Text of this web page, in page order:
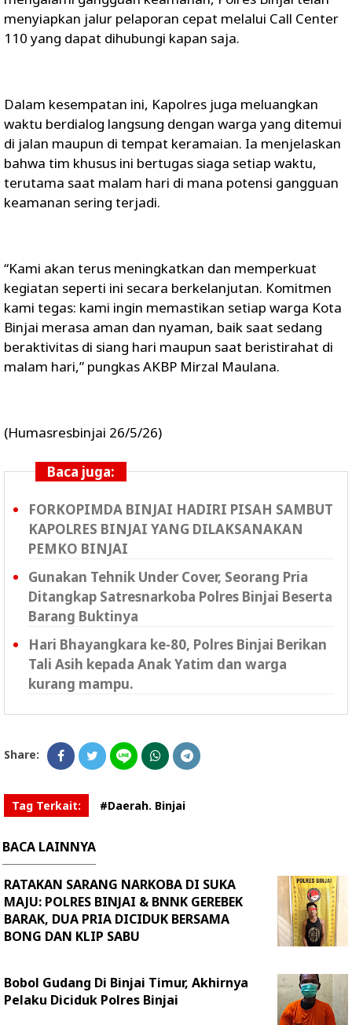
menyiapkan jalur pelaporan cepat melalui Call Center
110 yang dapat dihubungi kapan saja.
Dalam kesempatan ini, Kapolres juga meluangkan
waktu berdialog langsung dengan warga yang ditemui
di jalan maupun di tempat keramaian. Ia menjelaskan
bahwa tim khusus ini bertugas siaga setiap waktu,
terutama saat malam hari di mana potensi gangguan
keamanan sering terjadi.
“Kami akan terus meningkatkan dan memperkuat
kegiatan seperti ini secara berkelanjutan. Komitmen
kami tegas: kami ingin memastikan setiap warga Kota
Binjai merasa aman dan nyaman, baik saat sedang
beraktivitas di siang hari maupun saat beristirahat di
malam hari,” pungkas AKBP Mirzal Maulana.
(Humasresbinjai 26/5/26)
Baca juga:
FORKOPIMDA BINJAI HADIRI PISAH SAMBUT
KAPOLRES BINJAI YANG DILAKSANAKAN
PEMKO BINJAI
Gunakan Tehnik Under Cover, Seorang Pria
Ditangkap Satresnarkoba Polres Binjai Beserta
Barang Buktinya
Hari Bhayangkara ke-80, Polres Binjai Berikan
Tali Asih kepada Anak Yatim dan warga
kurang mampu.
Share:
Tag Terkait: #Daerah. Binjai
BACA LAINNYA
RATAKAN SARANG NARKOBA DI SUKA
MAJU: POLRES BINJAI & BNNK GEREBEK
BARAK, DUA PRIA DICIDUK BERSAMA
BONG DAN KLIP SABU
Bobol Gudang Di Binjai Timur, Akhirnya
Pelaku Diciduk Polres Binjai